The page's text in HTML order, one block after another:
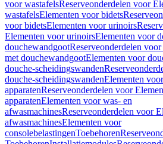
voor wastafelsReserveonderdelen voor
wastafelsElementen voor bidets
voor bidetsElementen voor urinoirs
Elementen voor urinoirsElementen voor
douchewandgootReserveonderdelen
met douchewandgootElementen voor
douche-scheidingswanden
douche-scheidingswandenElementen
apparatenReserveonderdelen voor
apparatenElementen voor was- en
afwasmachinesReserveonderdelen voor
afwasmachinesElementen voor
consolebelastingenToebehoren